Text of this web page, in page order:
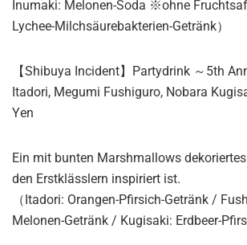
Inumaki: Melonen-Soda ※ohne
Lychee-Milchsäurebakterien-Getränk）
【Shibuya Incident】Partydrink ～5th
Itadori, Megumi Fushiguro, Nobara
Yen
Ein mit bunten Marshmallows
den Erstklässlern inspiriert ist.
（Itadori: Orangen-Pfirsich-Getränk /
Melonen-Getränk / Kugisaki: Erdbeer-